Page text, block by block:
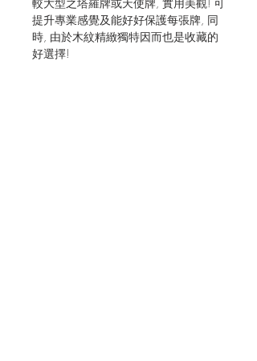
提升專業感覺及能好好保護每張牌, 同
時, 由於木紋精緻獨特因而也是收藏的
好選擇!